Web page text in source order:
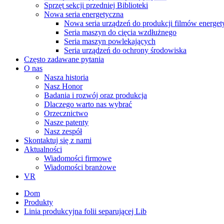
Sprzęt sekcji przedniej Biblioteki
Nowa seria energetyczna
Nowa seria urządzeń do produkcji filmów
Seria maszyn do cięcia wzdłużnego
Seria maszyn powlekających
Seria urządzeń do ochrony środowiska
Często zadawane pytania
O nas
Nasza historia
Nasz Honor
Badania i rozwój oraz produkcja
Dlaczego warto nas wybrać
Orzecznictwo
Nasze patenty
Nasz zespół
Skontaktuj się z nami
Aktualności
Wiadomości firmowe
Wiadomości branżowe
VR
Dom
Produkty
Linia produkcyjna folii separującej Lib